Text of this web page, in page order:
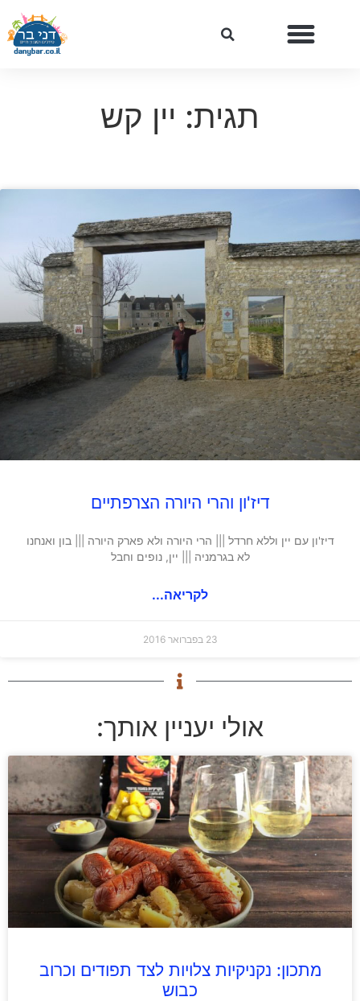
תגית: יין קש
דיז'ון והרי היורה הצרפתיים
דיז'ון עם יין וללא חרדל ||| הרי היורה ולא פארק היורה ||| בון ואנחנו
לא בגרמניה ||| יין, נופים וחבל
לקריאה...
23 בפברואר 2016
אולי יעניין אותך:
מתכון: נקניקיות צלויות לצד תפודים וכרוב
כבוש